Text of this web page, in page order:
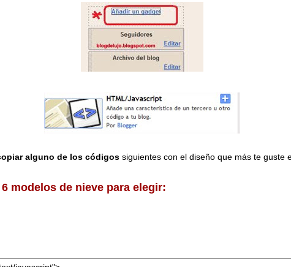
alguno de los códigos siguientes con el diseño que más te guste
modelos de nieve para elegir: